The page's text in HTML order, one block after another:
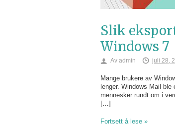
Slik
Windows 7
Av admin juli 28,
Mange brukere av
lenger. Windows Mail
mennesker rundt om i
[…]
Fortsett å lese »